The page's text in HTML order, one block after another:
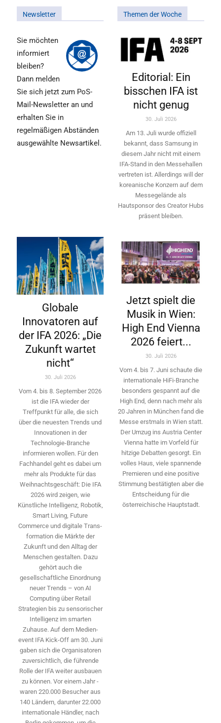
Newsletter
Sie möchten
informiert
bleiben?
Dann melden
Sie sich jetzt zum PoS-
Mail-Newsletter an und
erhalten Sie in
regelmäßigen Abständen
ausgewählte Newsartikel.
Themen der Woche
Editorial: Ein
bisschen IFA ist
nicht genug
30. Juli 2026
Am 13. Juli wurde offiziell
bekannt, dass Samsung in
diesem Jahr nicht mit einem
IFA-Stand in den Messehallen
vertreten ist. Allerdings will ­der
koreanische Konzern auf dem
Messegelände als
Hautsponsor des Creator Hubs
präsent bleiben.
Globale
Innovatoren auf
der IFA 2026: „Die
Zukunft wartet
nicht“
30. Juli 2026
Vom 4. bis 8. September 2026
ist die IFA wieder der
Treffpunkt für alle, die sich
über die neuesten Trends und
Innovationen in der
Technologie-­Branche
informieren wollen. Für den
Fachhandel geht es dabei um
mehr als Produkte für das
Weihnachtsgeschäft: Die IFA
2026 wird ­zeigen, wie
Künstliche Intelligenz, Robotik,
Smart Living, Future
Commerce und digitale Trans­
formation die Märkte der
Zukunft und den Alltag der
Menschen gestalten. Dazu
gehört auch die
gesellschaftliche Einordnung
neuer Trends – von AI
Computing über Retail
Strategien bis zu sensorischer
Intelligenz im smarten
Zuhause. Auf dem Medien­
event IFA Kick-Off am 30. Juni
gaben sich die Organisatoren
zuversichtlich, die führende
Rolle der IFA weiter ausbauen
zu können. Vor einem Jahr ­
waren 220.000 Besucher aus
140 ­Ländern, ­darunter 22.000
internationale Händler, nach
Jetzt spielt die
Musik in Wien:
High End Vienna
2026 feiert...
30. Juli 2026
Vom 4. bis 7. Juni schaute die
internationale HiFi-Branche
besonders gespannt auf die
High End, denn nach mehr als
20 Jahren in München fand die
Messe erstmals in Wien statt.
Der Umzug ins Austria Center
Vienna hatte im Vorfeld für
hitzige Debatten gesorgt. Ein
volles Haus, viele spannende
Premieren und eine positive
Stimmung bestätigten aber die
Entscheidung für die
österreichische Hauptstadt.